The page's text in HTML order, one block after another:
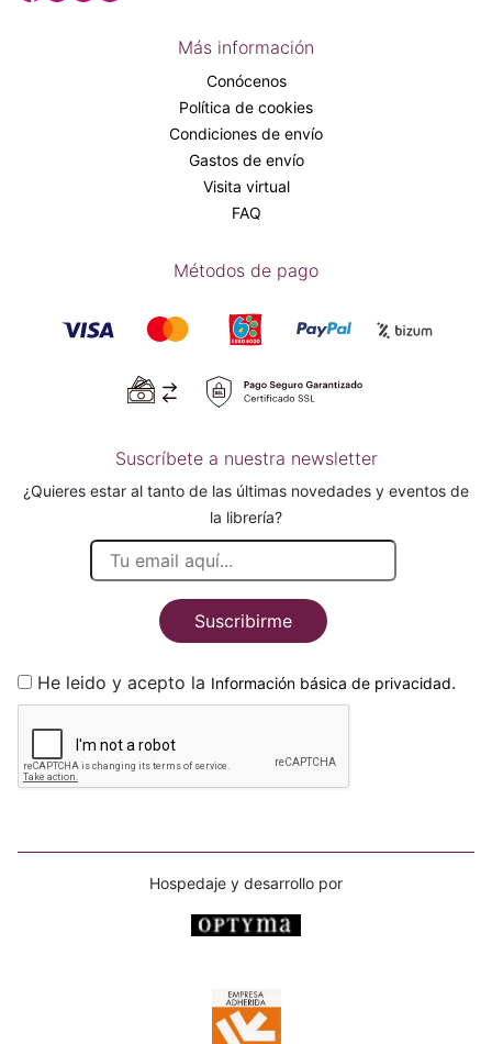
Más información
Conócenos
Política de cookies
Condiciones de envío
Gastos de envío
Visita virtual
FAQ
Métodos de pago
Suscríbete a nuestra newsletter
¿Quieres estar al tanto de las últimas novedades y eventos de
la librería?
Suscribirme
He leido y acepto la Información básica de privacidad.
Hospedaje y desarrollo por